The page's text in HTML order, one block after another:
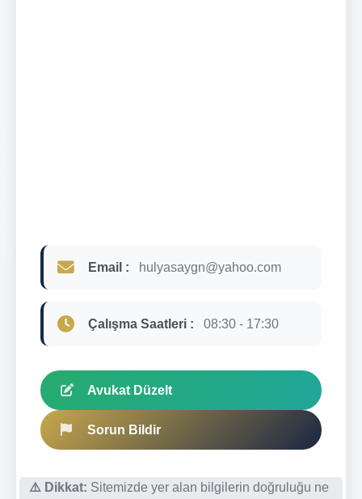
Email : hulyasaygn@yahoo.com
Çalışma Saatleri : 08:30 - 17:30
Avukat Düzelt
Sorun Bildir
⚠️ Dikkat: Sitemizde yer alan bilgilerin doğruluğu ne